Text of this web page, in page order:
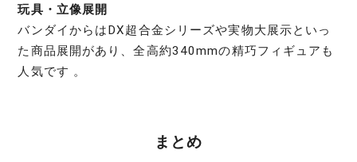
玩具・立像展開
バンダイからはDX超合金シリーズや実物大展示といっ
た商品展開があり、全高約340mmの精巧フィギュアも
人気です 。
まとめ